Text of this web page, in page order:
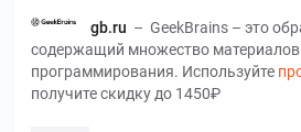
gb.ru –GeekBrains – это
содержащий множество материалов
программирования. Используйте
получите скидку до 1450₽